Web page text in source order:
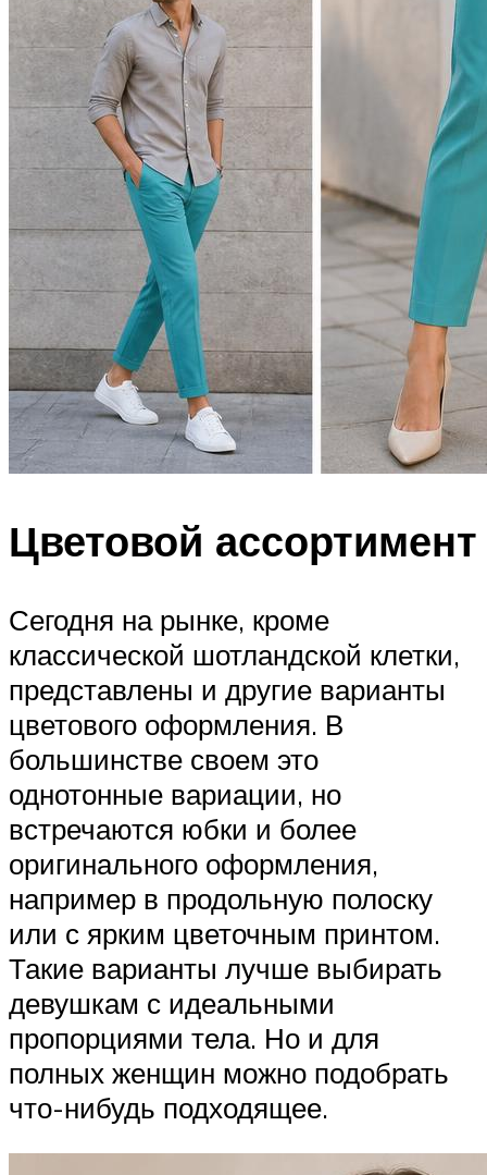
Цветовой ассортимент
Сегодня на рынке, кроме
классической шотландской клетки,
представлены и другие варианты
цветового оформления. В
большинстве своем это
однотонные вариации, но
встречаются юбки и более
оригинального оформления,
например в продольную полоску
или с ярким цветочным принтом.
Такие варианты лучше выбирать
девушкам с идеальными
пропорциями тела. Но и для
полных женщин можно подобрать
что-нибудь подходящее.